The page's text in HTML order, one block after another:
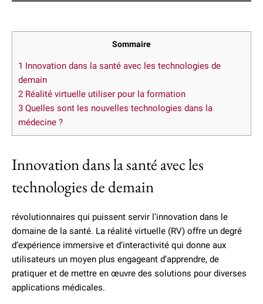
Sommaire
1 Innovation dans la santé avec les technologies de
demain
2 Réalité virtuelle utiliser pour la formation
3 Quelles sont les nouvelles technologies dans la
médecine ?
Innovation dans la santé avec les
technologies de demain
révolutionnaires qui puissent servir l’innovation dans le
domaine de la santé. La réalité virtuelle (RV) offre un degré
d’expérience immersive et d’interactivité qui donne aux
utilisateurs un moyen plus engageant d’apprendre, de
pratiquer et de mettre en œuvre des solutions pour diverses
applications médicales.